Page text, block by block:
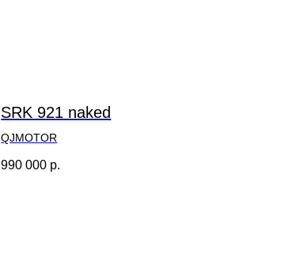
SRK 921 naked
QJMOTOR
990 000 р.